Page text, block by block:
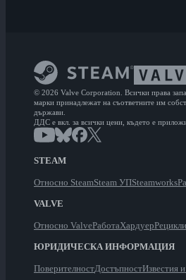
© 2026 Valve Corporation. Всички права
марки принадлежат на съответните им
държави.
ДДС е вкл. за всички цени, където е
STEAM
Относно SteamSteam УПSteamworks
VALVE
Относно ValveРаботаХардуер
ЮРИДИЧЕСКА ИНФОРМАЦИЯ
ПоверителностДостъпностИзвестия